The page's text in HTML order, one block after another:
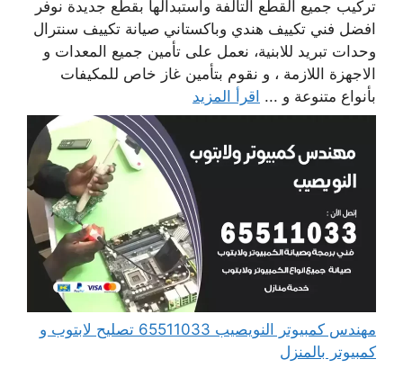
تركيب جميع القطع التالفة واستبدالها بقطع جديدة نوفر
افضل فني تكييف هندي وباكستاني صيانة تكييف سنترال
وحدات تبريد للابنية، نعمل على تأمين جميع المعدات و
الاجهزة اللازمة ، و نقوم بتأمين غاز خاص للمكيفات
بأنواع متنوعة و ... اقرأ المزيد
مهندس كمبيوتر النويصيب 65511033 تصليح لابتوب و
كمبيوتر بالمنزل